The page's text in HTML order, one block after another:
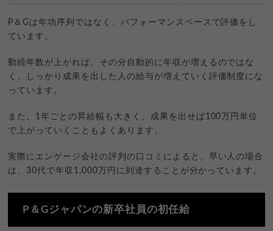
P＆Gは年功序列ではなく、パフォーマンスベースで評価をし
ています。
勤続年数が上がれば、その分自動的に年収が増えるのではな
く、しっかり成果を出した人の給与が増えていく評価制度にな
っています。
また、1年ごとの昇給幅も大きく、成果を出せば100万円単位
で上がっていくこともよくあります。
実際にエンゲージ会社の評判の口コミによると、早い人の場合
は、30代で年収1,000万円に到達することが分かっています。
P＆Gジャパンの新卒社員の初任給